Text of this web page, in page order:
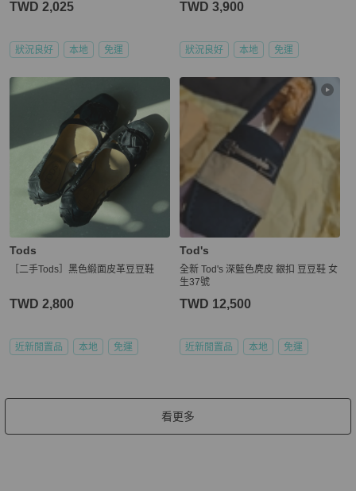
TWD 2,025
狀況良好 本地 免運
TWD 3,900
狀況良好 本地 免運
Tods
［二手Tods］黑色緞面皮革豆豆鞋
TWD 2,800
近新閒置品 本地 免運
Tod's
全新 Tod's 深藍色麂皮 銀扣 豆豆鞋 女
生37號
TWD 12,500
近新閒置品 本地 免運
看更多